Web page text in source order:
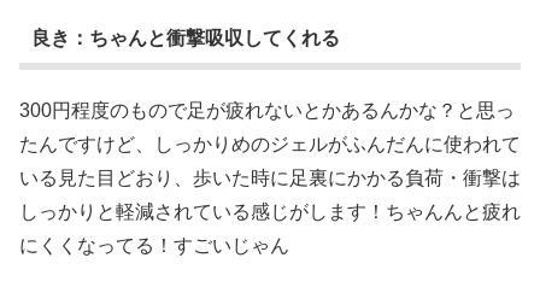
良き：ちゃんと衝撃吸収してくれる
300円程度のもので足が疲れないとかあるんかな？と思っ
たんですけど、しっかりめのジェルがふんだんに使われて
いる見た目どおり、歩いた時に足裏にかかる負荷・衝撃は
しっかりと軽減されている感じがします！ちゃんんと疲れ
にくくなってる！すごいじゃん